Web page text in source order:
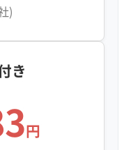
)
き
円